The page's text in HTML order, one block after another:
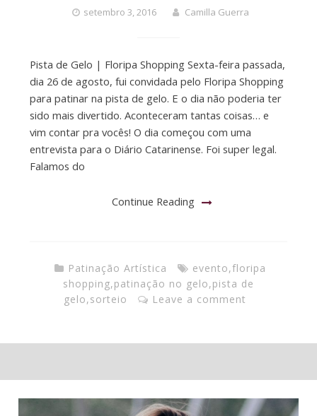
setembro 3, 2016 Camilla Guerra
Pista de Gelo | Floripa Shopping Sexta-feira passada,
dia 26 de agosto, fui convidada pelo Floripa Shopping
para patinar na pista de gelo. E o dia não poderia ter
sido mais divertido. Aconteceram tantas coisas… e
vim contar pra vocês! O dia começou com uma
entrevista para o Diário Catarinense. Foi super legal.
Falamos do
Continue Reading
Patinação Artística evento,floripa
shopping,patinação no gelo,pista de
gelo,sorteio Leave a comment